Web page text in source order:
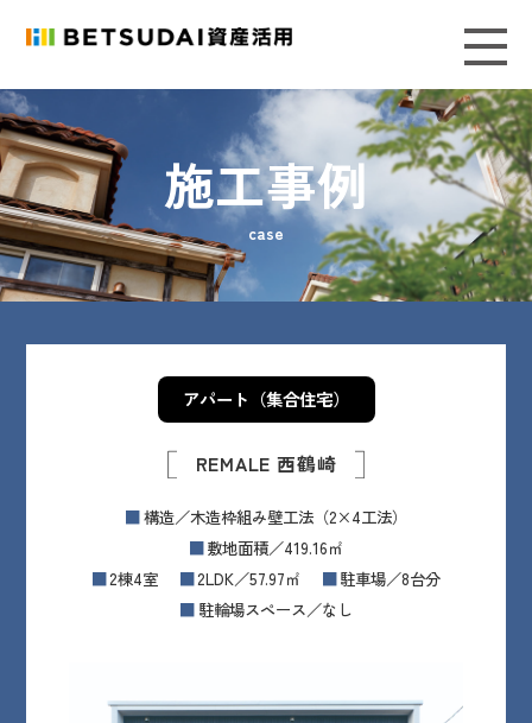
施工事例
case
アパート（集合住宅）
REMALE 西鶴崎
構造／木造枠組み壁工法（2×4工法）
敷地面積／419.16㎡
2棟4室
2LDK／57.97㎡
駐車場／8台分
駐輪場スペース／なし